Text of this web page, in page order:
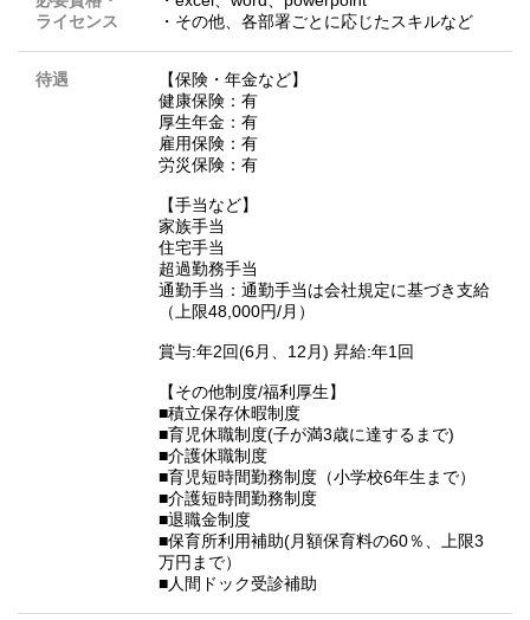
ライセンス
・その他、各部署ごとに応じたスキルなど
待遇
【保険・年金など】
健康保険：有
厚生年金：有
雇用保険：有
労災保険：有
【手当など】
家族手当
住宅手当
超過勤務手当
通勤手当：通勤手当は会社規定に基づき支給
（上限48,000円/月）
賞与:年2回(6月、12月) 昇給:年1回
【その他制度/福利厚生】
■積立保存休暇制度
■育児休職制度(子が満3歳に達するまで)
■介護休職制度
■育児短時間勤務制度（小学校6年生まで）
■介護短時間勤務制度
■退職金制度
■保育所利用補助(月額保育料の60％、上限3
万円まで）
■人間ドック受診補助